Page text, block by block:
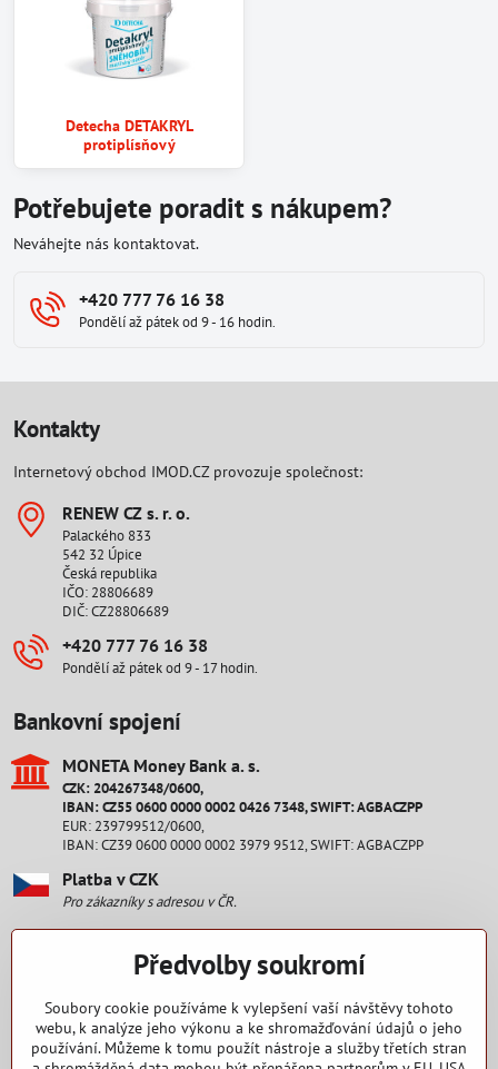
Detecha DETAKRYL
protiplísňový
Potřebujete poradit s nákupem?
Neváhejte nás kontaktovat.
+420 777 76 16 38
Pondělí až pátek od 9 - 16 hodin.
Kontakty
Internetový obchod IMOD.CZ provozuje společnost:
RENEW CZ s​. r​. o​.
Palackého 833
542 32 Úpice
Česká republika
IČO: 28806689
DIČ: CZ28806689
+420 777 76 16 38
Pondělí až pátek od 9 - 17 hodin.
Bankovní spojení
MONETA Money Bank a​. s​.
CZK: 204267348/0600,
IBAN: CZ55 0600 0000 0002 0426 7348, SWIFT: AGBACZPP
EUR: 239799512/0600,
IBAN: CZ39 0600 0000 0002 3979 9512, SWIFT: AGBACZPP
Platba v CZK
Pro zákazníky s adresou v ČR.
Platba v EUR
Pro zákazníky s adresou na Slovensku.
Staňte se fanouškem
Facebook
Předvolby soukromí
Soubory cookie používáme k vylepšení vaší návštěvy tohoto
webu, k analýze jeho výkonu a ke shromažďování údajů o jeho
používání. Můžeme k tomu použít nástroje a služby třetích stran